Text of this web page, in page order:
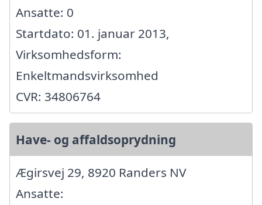
Ansatte: 0
Startdato: 01. januar 2013,
Virksomhedsform:
Enkeltmandsvirksomhed
CVR: 34806764
Have- og affaldsoprydning
Ægirsvej 29, 8920 Randers NV
Ansatte: